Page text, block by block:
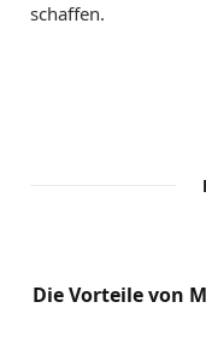
schaffen.
Die Vorteile von